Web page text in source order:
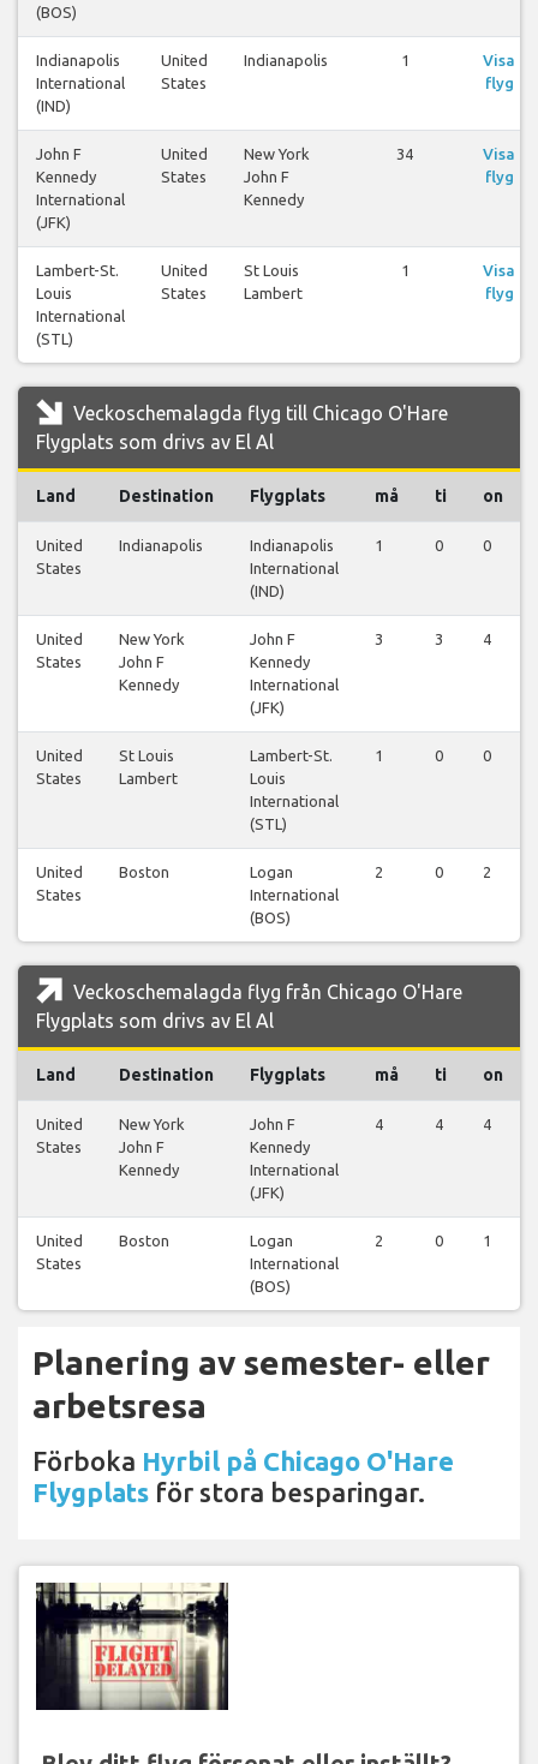
(BOS)
Indianapolis
International
(IND)
United
States
Indianapolis 1
Visa
flyg
John F
Kennedy
International
(JFK)
United
States
New York
John F
Kennedy
34
Visa
flyg
Lambert-St.
Louis
International
(STL)
United
States
St Louis
Lambert
1
Visa
flyg
Veckoschemalagda flyg till Chicago O'Hare
Flygplats som drivs av El Al
Land Destination Flygplats må ti on
United
States
Indianapolis
Indianapolis
International
(IND)
1 0 0
United
States
New York
John F
Kennedy
John F
Kennedy
International
(JFK)
3 3 4
United
States
St Louis
Lambert
Lambert-St.
Louis
International
(STL)
1 0 0
United
States
Boston
Logan
International
(BOS)
2 0 2
Veckoschemalagda flyg från Chicago O'Hare
Flygplats som drivs av El Al
Land Destination Flygplats må ti on
United
States
New York
John F
Kennedy
John F
Kennedy
International
(JFK)
4 4 4
United
States
Boston
Logan
International
(BOS)
2 0 1
Planering av semester- eller
arbetsresa
Förboka Hyrbil på Chicago O'Hare
Flygplats för stora besparingar.